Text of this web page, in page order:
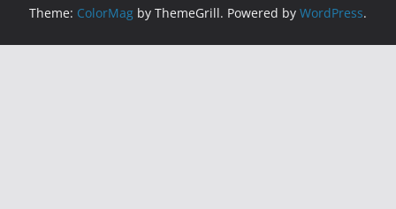
Theme: ColorMag by ThemeGrill. Powered by WordPress.